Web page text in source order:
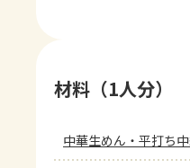
材料（1人分）
中華生めん・平打ち